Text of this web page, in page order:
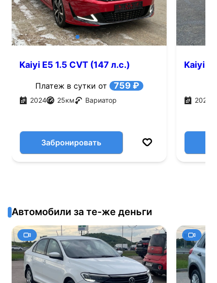
Kaiyi E5 1.5 CVT (147 л.с.)
Платеж в сутки от 759 ₽
2024 25км Вариатор
Забронировать
Kaiyi
2024
Автомобили за те-же деньги